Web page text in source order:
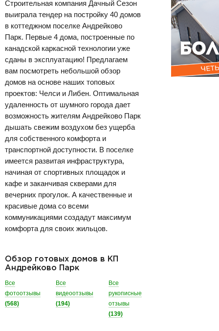
Строительная компания Дачный Сезон
выиграла тендер на постройку 40 домов
в коттеджном поселке Андрейково
Парк. Первые 4 дома, построенные по
канадской каркасной технологии уже
сданы в эксплуатацию! Предлагаем
вам посмотреть небольшой обзор
домов на основе наших топовых
проектов: Челси и Либен. Оптимальная
удаленность от шумного города дает
возможность жителям Андрейково Парк
дышать свежим воздухом без ущерба
для собственного комфорта и
транспортной доступности. В поселке
имеется развитая инфраструктура,
начиная от спортивных площадок и
кафе и заканчивая скверами для
вечерних прогулок. А качественные и
красивые дома со всеми
коммуникациями создадут максимум
комфорта для своих жильцов.
Обзор готовых домов в КП
Андрейково Парк
Все
фотоотзывы
(568)
Все
видеоотзывы
(194)
Все
рукописные
отзывы
(139)